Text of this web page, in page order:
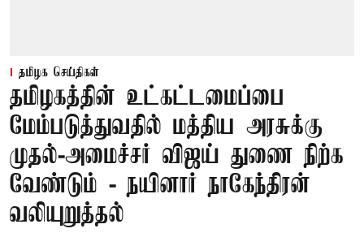
தமிழக செய்திகள்
தமிழகத்தின் உட்கட்டமைப்பை
மேம்படுத்துவதில் மத்திய அரசுக்கு
முதல்-அமைச்சர் விஜய் துணை நிற்க
வேண்டும் - நயினார் நாகேந்திரன்
வலியுறுத்தல்